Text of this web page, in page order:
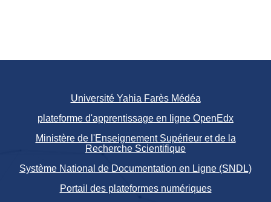
Université Yahia Farès Médéa
plateforme d'apprentissage en ligne OpenEdx
Ministère de l'Enseignement Supérieur et de la
Recherche Scientifique
Système National de Documentation en Ligne (SNDL)
Portail des plateformes numériques